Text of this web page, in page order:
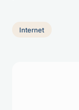
Internet